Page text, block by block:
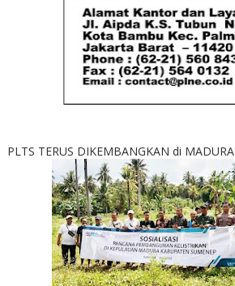
PLTS TERUS DIKEMBANGKAN di MADURA